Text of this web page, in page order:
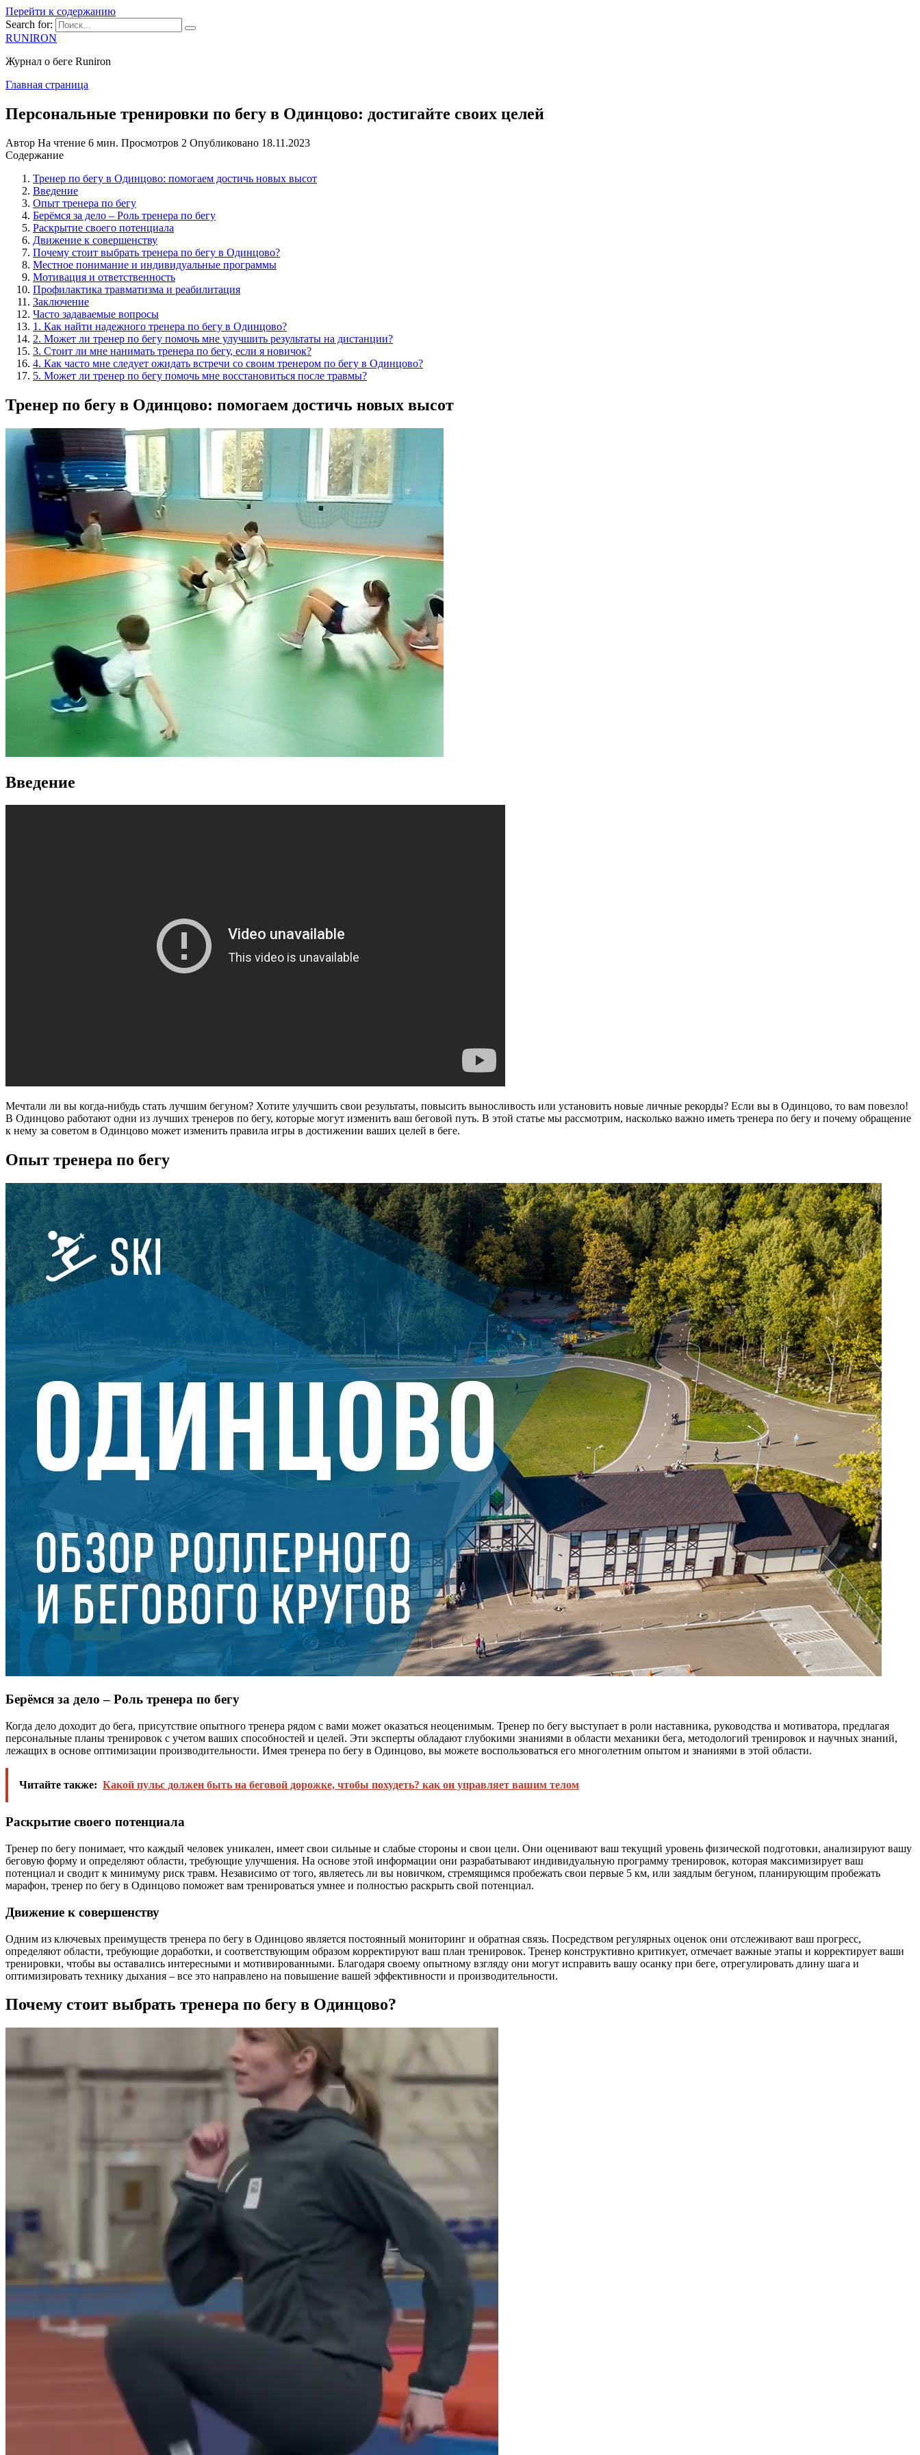
Перейти к содержанию
Search for:
RUNIRON
Журнал о беге Runiron
Главная страница
Персональные тренировки по бегу в Одинцово: достигайте своих целей
Автор На чтение 6 мин. Просмотров 2 Опубликовано 18.11.2023
Содержание
Тренер по бегу в Одинцово: помогаем достичь новых высот
Введение
Опыт тренера по бегу
Берёмся за дело – Роль тренера по бегу
Раскрытие своего потенциала
Движение к совершенству
Почему стоит выбрать тренера по бегу в Одинцово?
Местное понимание и индивидуальные программы
Мотивация и ответственность
Профилактика травматизма и реабилитация
Заключение
Часто задаваемые вопросы
1. Как найти надежного тренера по бегу в Одинцово?
2. Может ли тренер по бегу помочь мне улучшить результаты на дистанции?
3. Стоит ли мне нанимать тренера по бегу, если я новичок?
4. Как часто мне следует ожидать встречи со своим тренером по бегу в Одинцово?
5. Может ли тренер по бегу помочь мне восстановиться после травмы?
Тренер по бегу в Одинцово: помогаем достичь новых высот
Введение
Мечтали ли вы когда-нибудь стать лучшим бегуном? Хотите улучшить свои результаты, повысить выносливость или установить новые личные рекорды? Если вы в Одинцово, то вам повезло!
В Одинцово работают одни из лучших тренеров по бегу, которые могут изменить ваш беговой путь. В этой статье мы рассмотрим, насколько важно иметь тренера по бегу и почему обращение
к нему за советом в Одинцово может изменить правила игры в достижении ваших целей в беге.
Опыт тренера по бегу
Берёмся за дело – Роль тренера по бегу
Когда дело доходит до бега, присутствие опытного тренера рядом с вами может оказаться неоценимым. Тренер по бегу выступает в роли наставника, руководства и мотиватора, предлагая
персональные планы тренировок с учетом ваших способностей и целей. Эти эксперты обладают глубокими знаниями в области механики бега, методологий тренировок и научных знаний,
лежащих в основе оптимизации производительности. Имея тренера по бегу в Одинцово, вы можете воспользоваться его многолетним опытом и знаниями в этой области.
Читайте также: Какой пульс должен быть на беговой дорожке, чтобы похудеть? как он управляет вашим телом
Раскрытие своего потенциала
Тренер по бегу понимает, что каждый человек уникален, имеет свои сильные и слабые стороны и свои цели. Они оценивают ваш текущий уровень физической подготовки, анализируют вашу
беговую форму и определяют области, требующие улучшения. На основе этой информации они разрабатывают индивидуальную программу тренировок, которая максимизирует ваш
потенциал и сводит к минимуму риск травм. Независимо от того, являетесь ли вы новичком, стремящимся пробежать свои первые 5 км, или заядлым бегуном, планирующим пробежать
марафон, тренер по бегу в Одинцово поможет вам тренироваться умнее и полностью раскрыть свой потенциал.
Движение к совершенству
Одним из ключевых преимуществ тренера по бегу в Одинцово является постоянный мониторинг и обратная связь. Посредством регулярных оценок они отслеживают ваш прогресс,
определяют области, требующие доработки, и соответствующим образом корректируют ваш план тренировок. Тренер конструктивно критикует, отмечает важные этапы и корректирует ваши
тренировки, чтобы вы оставались интересными и мотивированными. Благодаря своему опытному взгляду они могут исправить вашу осанку при беге, отрегулировать длину шага и
оптимизировать технику дыхания – все это направлено на повышение вашей эффективности и производительности.
Почему стоит выбрать тренера по бегу в Одинцово?